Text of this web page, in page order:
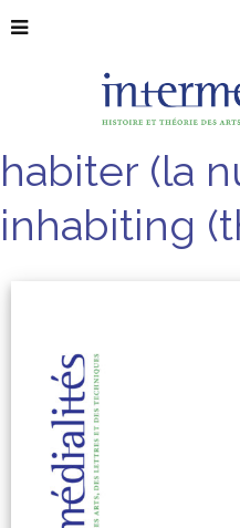
habiter (la
inhabiting